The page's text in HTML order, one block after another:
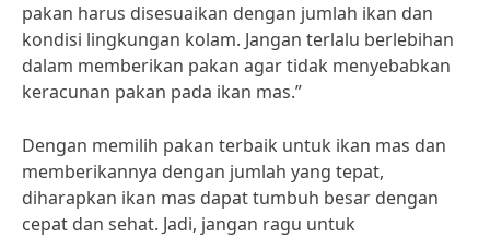
pakan harus disesuaikan dengan jumlah ikan dan
kondisi lingkungan kolam. Jangan terlalu berlebihan
dalam memberikan pakan agar tidak menyebabkan
keracunan pakan pada ikan mas.”
Dengan memilih pakan terbaik untuk ikan mas dan
memberikannya dengan jumlah yang tepat,
diharapkan ikan mas dapat tumbuh besar dengan
cepat dan sehat. Jadi, jangan ragu untuk